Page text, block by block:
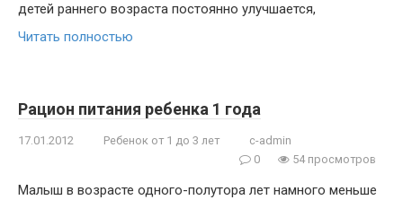
детей раннего возраста постоянно улучшается,
Читать полностью
Рацион питания ребенка 1 года
17.01.2012 Ребенок от 1 до 3 лет
c-admin
0
54 просмотров
Малыш в возрасте одного-полутора лет намного меньше